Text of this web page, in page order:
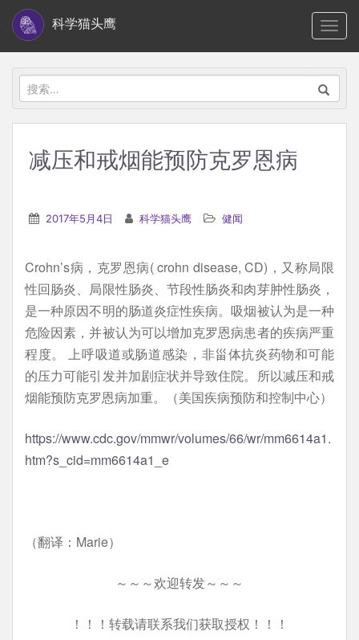
i
科学猫头鹰
搜
索：
减压和戒烟能预防克罗恩病
2017年5月4日 科学猫头鹰 健闻
Crohn’s病，克罗恩病( crohn disease, CD)，又称局限
性回肠炎、局限性肠炎、节段性肠炎和肉芽肿性肠炎，
是一种原因不明的肠道炎症性疾病。吸烟被认为是一种
危险因素，并被认为可以增加克罗恩病患者的疾病严重
程度。 上呼吸道或肠道感染，非甾体抗炎药物和可能
的压力可能引发并加剧症状并导致住院。所以减压和戒
烟能预防克罗恩病加重。（美国疾病预防和控制中心）
https://www.cdc.gov/mmwr/volumes/66/wr/mm6614a1.
htm?s_cid=mm6614a1_e
（翻译：Marie）
～～～欢迎转发～～～
！！！转载请联系我们获取授权！！！